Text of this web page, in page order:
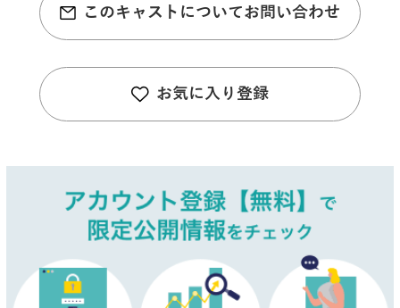
このキャストについてお問い合わせ
お気に入り登録